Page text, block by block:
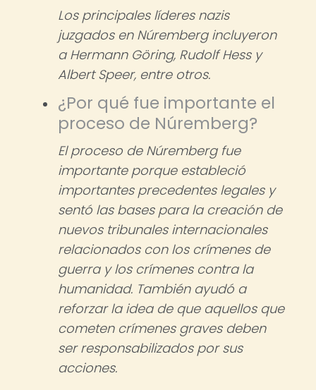
Los principales líderes nazis
juzgados en Núremberg incluyeron
a Hermann Göring, Rudolf Hess y
Albert Speer, entre otros.
¿Por qué fue importante el
proceso de Núremberg?
El proceso de Núremberg fue
importante porque estableció
importantes precedentes legales y
sentó las bases para la creación de
nuevos tribunales internacionales
relacionados con los crímenes de
guerra y los crímenes contra la
humanidad. También ayudó a
reforzar la idea de que aquellos que
cometen crímenes graves deben
ser responsabilizados por sus
acciones.